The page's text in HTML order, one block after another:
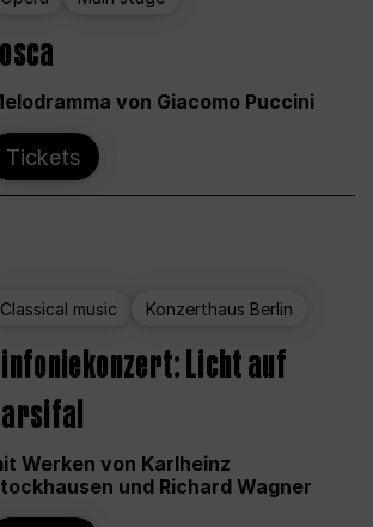
von Giacomo Puccini
Tickets
Classical music Konzerthaus Berlin
Licht auf
Werken von Karlheinz
und Richard Wagner